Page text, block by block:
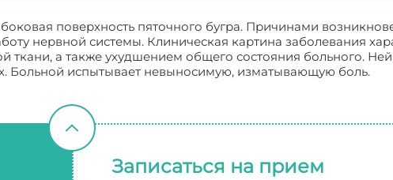
поверхность пяточного бугра. Причинами
нервной системы. Клиническая картина заболевания
а также ухудшением общего состояния больного.
Больной испытывает невыносимую, изматывающую боль.
Записаться на прием